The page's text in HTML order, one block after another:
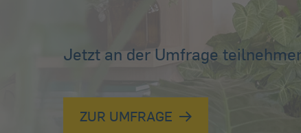
Jetzt an der Umfrage
ZUR UMFRAGE